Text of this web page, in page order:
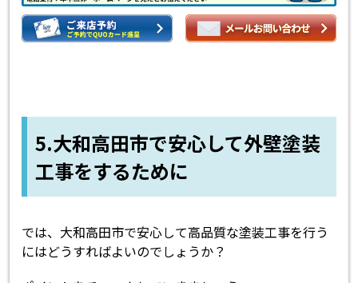
5.大和高田市で安心して外壁塗装
工事をするために
では、大和高田市で安心して高品質な塗装工事を行う
にはどうすればよいのでしょうか？